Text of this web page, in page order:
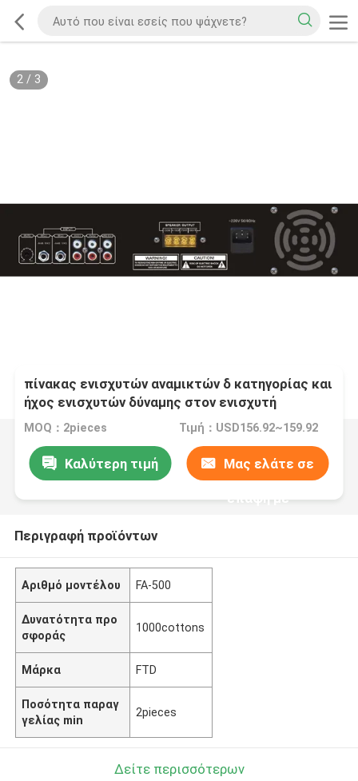
2/ 3
πίνακας ενισχυτών αναμικτών δ κατηγορίας και
ήχος ενισχυτών δύναμης στον ενισχυτή
αναμικτών
MOQ：2pieces Τιμή：USD156.92~159.92
Καλύτερη τιμή Μας ελάτε σε
επαφή με
Περιγραφή προϊόντων
Αριθμό μοντέλου FA-500
Δυνατότητα προ
σφοράς
1000cottons
Μάρκα FTD
Ποσότητα παραγ
γελίας min
2pieces
Δείτε περισσότερων